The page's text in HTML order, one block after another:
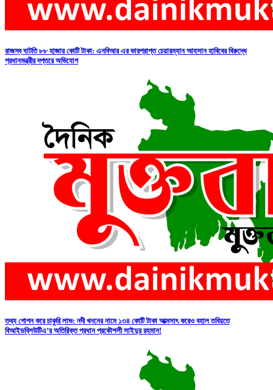
রাজস্ব ঘাটতি ৮৮ হাজার কোটি টাকা: এনবিআর এর ভারপ্রাপ্ত চেয়ারম্যান আহসান হাবিবের বিরুদ্ধে
প্রধানমন্ত্রীর দপ্তরে অভিযোগ
তথ্য গোপন করে চাকুরি লাভ: নদী খননের নামে ১৩৪ কোটি টাকা আত্মসাৎ করেও বহাল তবিয়তে
বিআইডব্লিউটিএ’র অতিরিক্ত প্রধান প্রকৌশলী সাইদুর রহমান!